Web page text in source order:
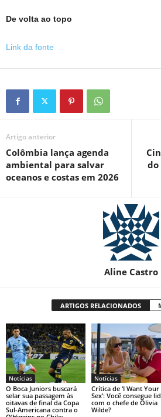
De volta ao topo
Link da fonte
Artigo anterior
Colômbia lança agenda
ambiental para salvar
oceanos e costas em 2026
do
Aline Castro
ARTIGOS RELACIONADOS
Notícias
O Boca Juniors buscará
selar sua passagem às
oitavas de final da Copa
Sul-Americana contra o
Notícias
Crítica de ‘I Want Your
Sex’: Você consegue
com o chefe de Olivia
Wilde?